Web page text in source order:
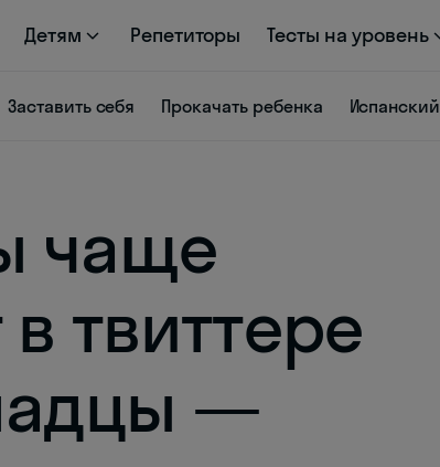
Детям Репетиторы Тесты на уровень
Заставить себя Прокачать ребенка Испанский
чаще
твиттере
—